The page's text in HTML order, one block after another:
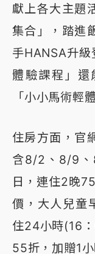
獻上各大主題
集合」，踏進
手HANSA升級
體驗課程」還
「小小馬術輕
住房方面，官
含8/2、8/9、
日，連住2晚
價，大人兒童
住24小時(16
55折，加贈1小